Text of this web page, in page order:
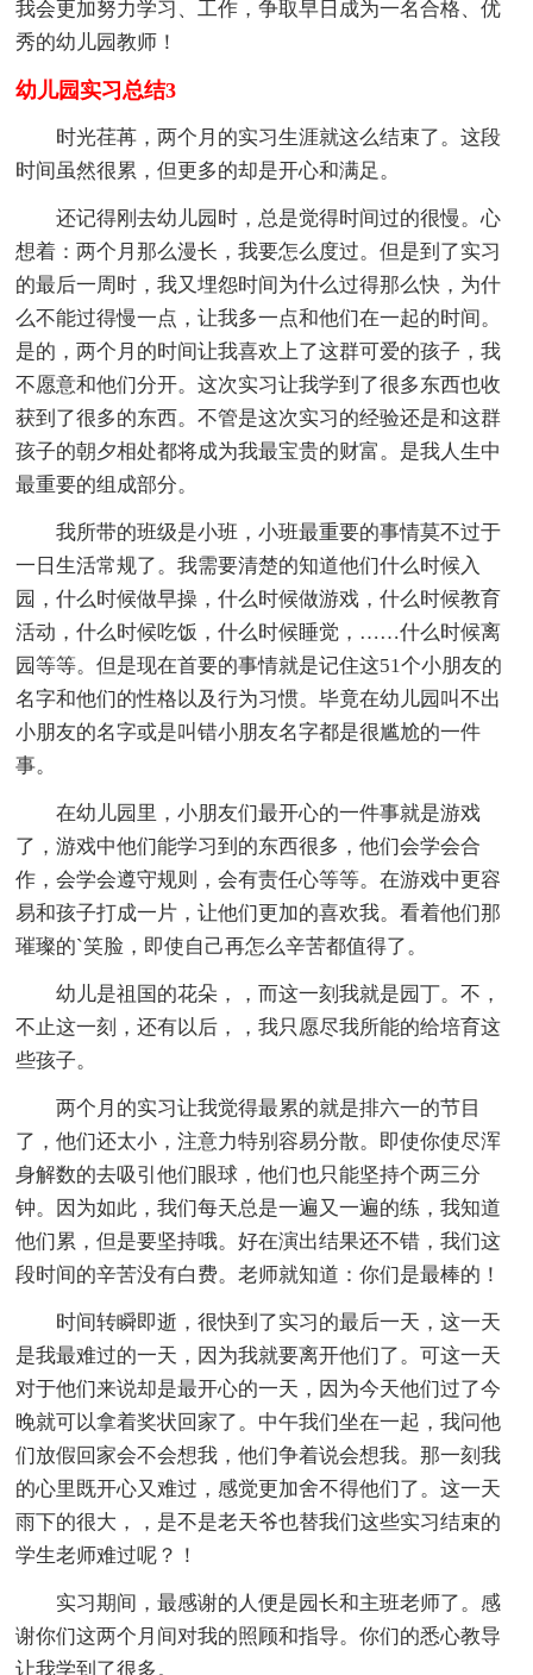
我会更加努力学习、工作，争取早日成为一名合格、优
秀的幼儿园教师！
幼儿园实习总结3
时光荏苒，两个月的实习生涯就这么结束了。这段
时间虽然很累，但更多的却是开心和满足。
还记得刚去幼儿园时，总是觉得时间过的很慢。心
想着：两个月那么漫长，我要怎么度过。但是到了实习
的最后一周时，我又埋怨时间为什么过得那么快，为什
么不能过得慢一点，让我多一点和他们在一起的时间。
是的，两个月的时间让我喜欢上了这群可爱的孩子，我
不愿意和他们分开。这次实习让我学到了很多东西也收
获到了很多的东西。不管是这次实习的经验还是和这群
孩子的朝夕相处都将成为我最宝贵的财富。是我人生中
最重要的组成部分。
我所带的班级是小班，小班最重要的事情莫不过于
一日生活常规了。我需要清楚的知道他们什么时候入
园，什么时候做早操，什么时候做游戏，什么时候教育
活动，什么时候吃饭，什么时候睡觉，……什么时候离
园等等。但是现在首要的事情就是记住这51个小朋友的
名字和他们的性格以及行为习惯。毕竟在幼儿园叫不出
小朋友的名字或是叫错小朋友名字都是很尴尬的一件
事。
在幼儿园里，小朋友们最开心的一件事就是游戏
了，游戏中他们能学习到的东西很多，他们会学会合
作，会学会遵守规则，会有责任心等等。在游戏中更容
易和孩子打成一片，让他们更加的喜欢我。看着他们那
璀璨的`笑脸，即使自己再怎么辛苦都值得了。
幼儿是祖国的花朵，，而这一刻我就是园丁。不，
不止这一刻，还有以后，，我只愿尽我所能的给培育这
些孩子。
两个月的实习让我觉得最累的就是排六一的节目
了，他们还太小，注意力特别容易分散。即使你使尽浑
身解数的去吸引他们眼球，他们也只能坚持个两三分
钟。因为如此，我们每天总是一遍又一遍的练，我知道
他们累，但是要坚持哦。好在演出结果还不错，我们这
段时间的辛苦没有白费。老师就知道：你们是最棒的！
时间转瞬即逝，很快到了实习的最后一天，这一天
是我最难过的一天，因为我就要离开他们了。可这一天
对于他们来说却是最开心的一天，因为今天他们过了今
晚就可以拿着奖状回家了。中午我们坐在一起，我问他
们放假回家会不会想我，他们争着说会想我。那一刻我
的心里既开心又难过，感觉更加舍不得他们了。这一天
雨下的很大，，是不是老天爷也替我们这些实习结束的
学生老师难过呢？！
实习期间，最感谢的人便是园长和主班老师了。感
谢你们这两个月间对我的照顾和指导。你们的悉心教导
让我学到了很多。